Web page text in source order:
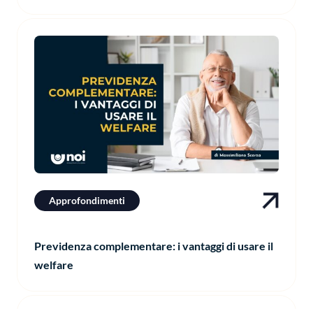
Approfondimenti
Previdenza complementare: i vantaggi di usare il
welfare